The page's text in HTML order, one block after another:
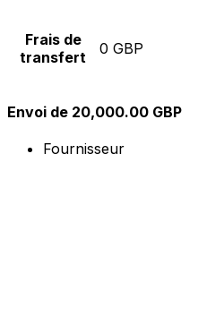
Frais de
transfert
0 GBP
Envoi de 20,000.00 GBP
Fournisseur